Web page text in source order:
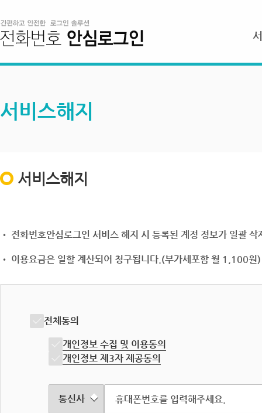
서비스해지
서비스해지
• 전화번호안심로그인 서비스 해지 시 등록된 계정 정보가 일괄
• 이용요금은 일할 계산되어 청구됩니다.(부가세포함 월 1,100원)
전체동의
개인정보 수집 및 이용동의
개인정보 제3자 제공동의